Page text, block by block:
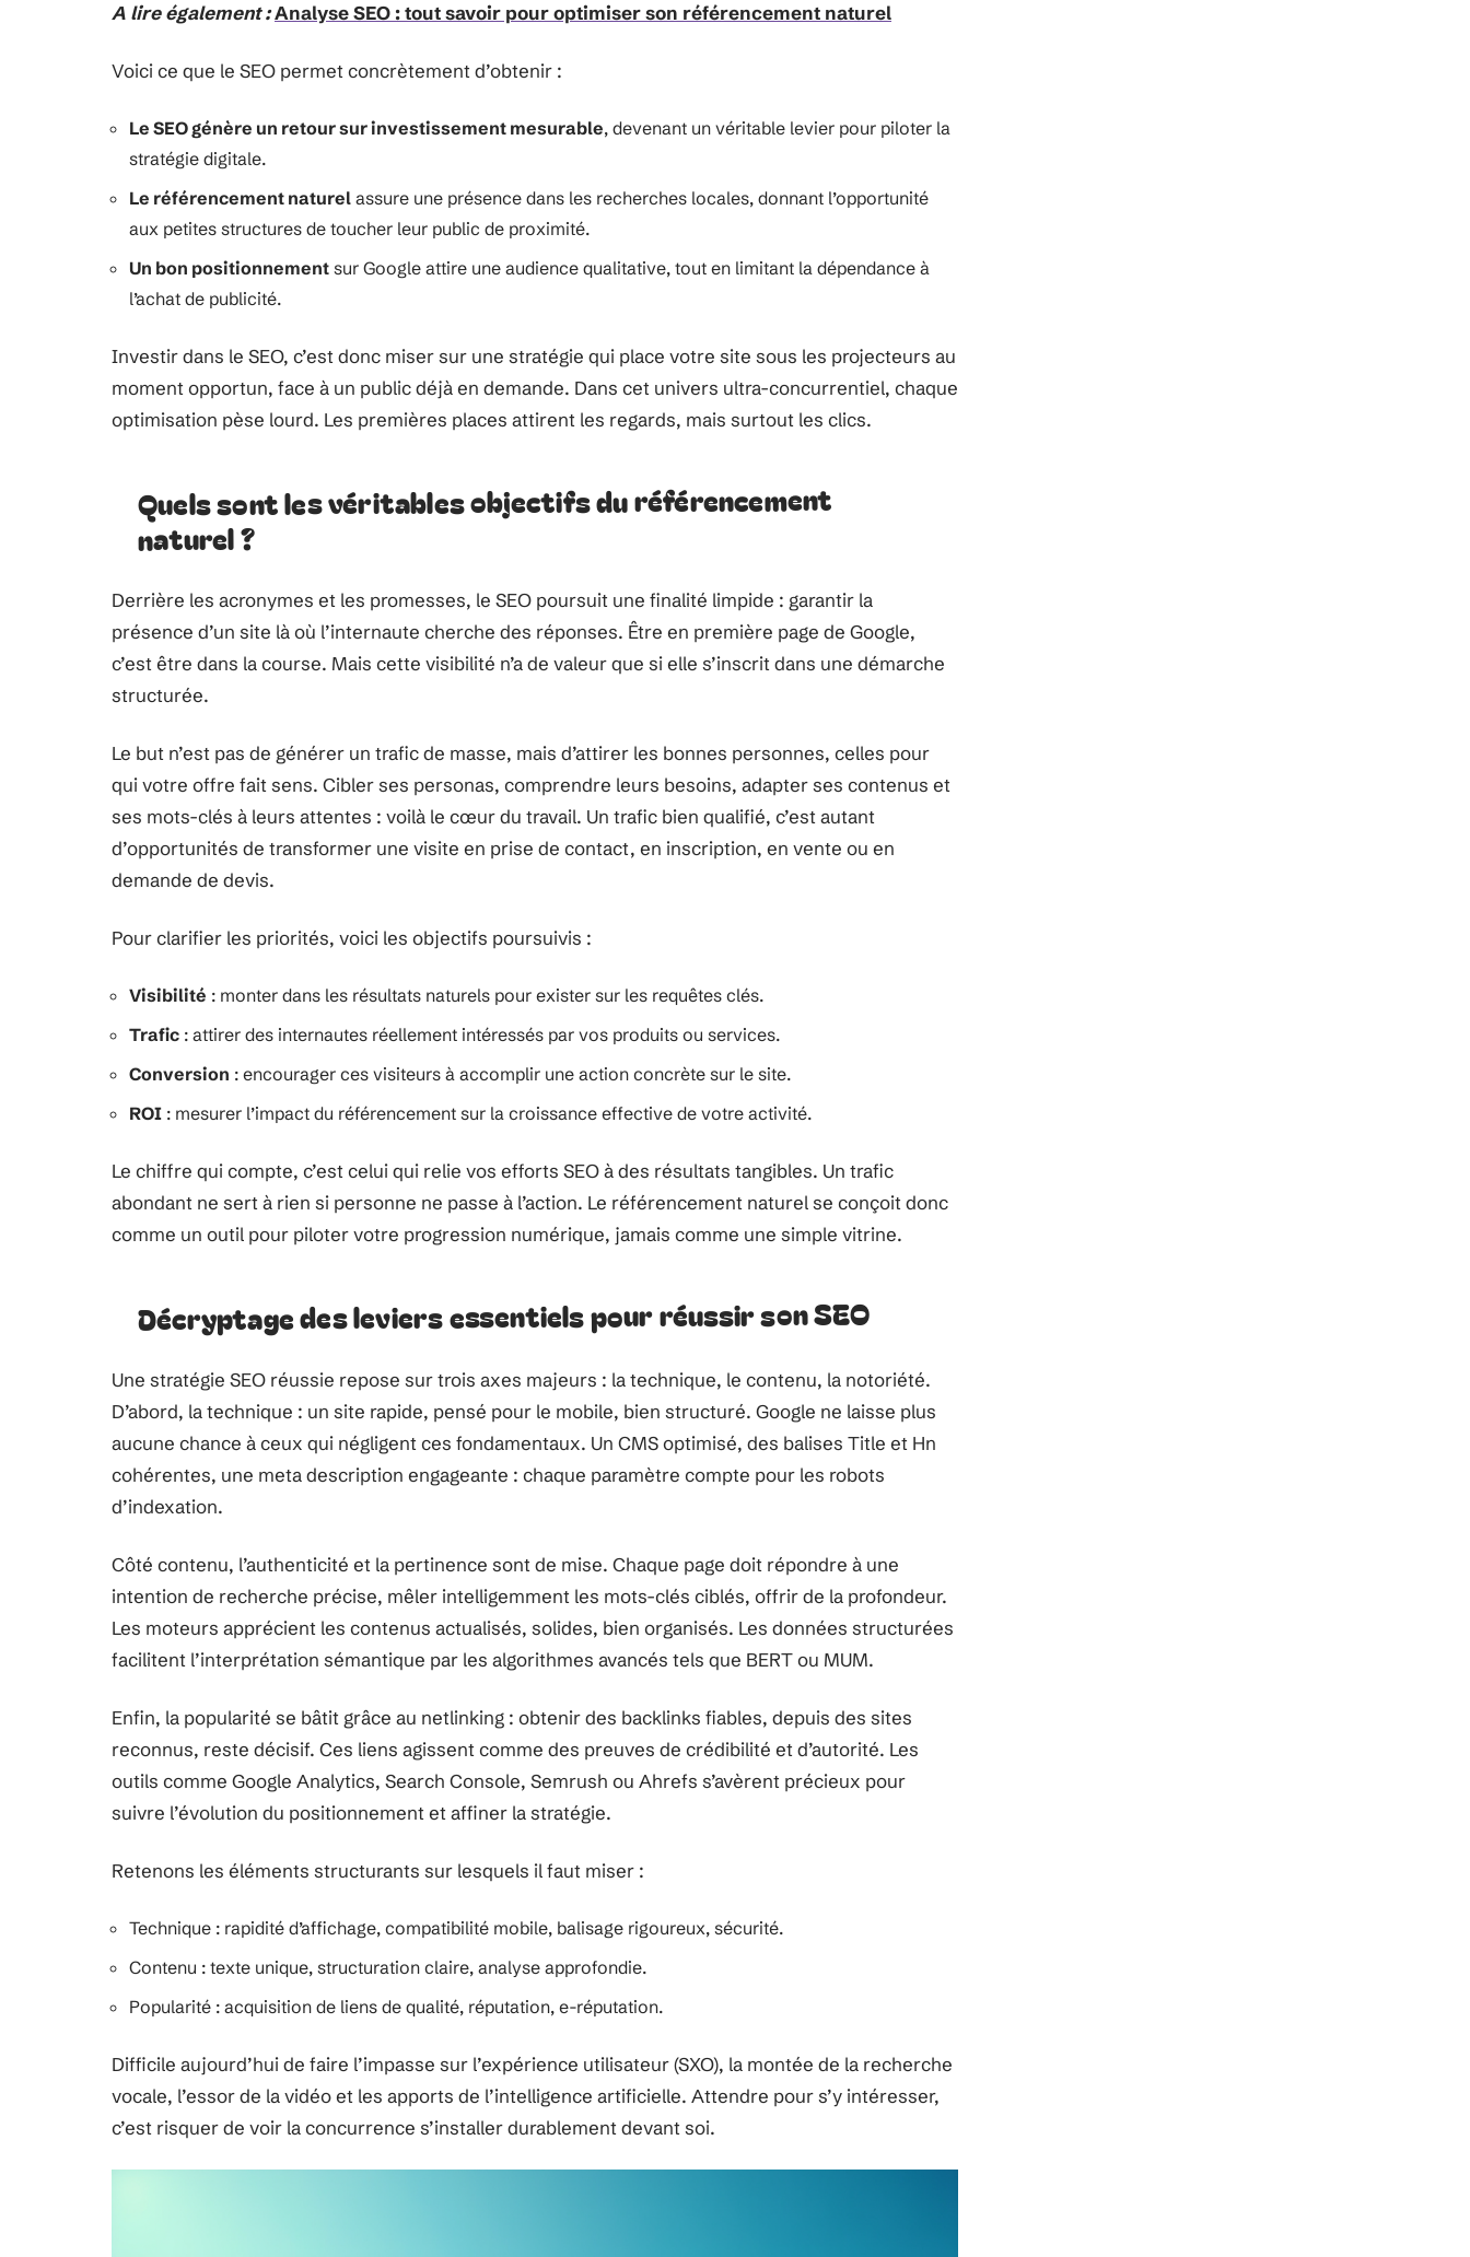
A lire également :Analyse SEO : tout savoir pour optimiser son référencement naturel
Voici ce que le SEO permet concrètement d’obtenir :
Le SEO génère un retour sur investissement mesurable, devenant un véritable levier pour piloter la
stratégie digitale.
Le référencement naturel assure une présence dans les recherches locales, donnant l’opportunité
aux petites structures de toucher leur public de proximité.
Un bon positionnement sur Google attire une audience qualitative, tout en limitant la dépendance à
l’achat de publicité.
Investir dans le SEO, c’est donc miser sur une stratégie qui place votre site sous les projecteurs au
moment opportun, face à un public déjà en demande. Dans cet univers ultra-concurrentiel, chaque
optimisation pèse lourd. Les premières places attirent les regards, mais surtout les clics.
Quels sont les véritables objectifs du référencement
naturel ?
Derrière les acronymes et les promesses, le SEO poursuit une finalité limpide : garantir la
présence d’un site là où l’internaute cherche des réponses. Être en première page de Google,
c’est être dans la course. Mais cette visibilité n’a de valeur que si elle s’inscrit dans une démarche
structurée.
Le but n’est pas de générer un trafic de masse, mais d’attirer les bonnes personnes, celles pour
qui votre offre fait sens. Cibler ses personas, comprendre leurs besoins, adapter ses contenus et
ses mots-clés à leurs attentes : voilà le cœur du travail. Un trafic bien qualifié, c’est autant
d’opportunités de transformer une visite en prise de contact, en inscription, en vente ou en
demande de devis.
Pour clarifier les priorités, voici les objectifs poursuivis :
Visibilité : monter dans les résultats naturels pour exister sur les requêtes clés.
Trafic : attirer des internautes réellement intéressés par vos produits ou services.
Conversion : encourager ces visiteurs à accomplir une action concrète sur le site.
ROI : mesurer l’impact du référencement sur la croissance effective de votre activité.
Le chiffre qui compte, c’est celui qui relie vos efforts SEO à des résultats tangibles. Un trafic
abondant ne sert à rien si personne ne passe à l’action. Le référencement naturel se conçoit donc
comme un outil pour piloter votre progression numérique, jamais comme une simple vitrine.
Décryptage des leviers essentiels pour réussir son SEO
Une stratégie SEO réussie repose sur trois axes majeurs : la technique, le contenu, la notoriété.
D’abord, la technique : un site rapide, pensé pour le mobile, bien structuré. Google ne laisse plus
aucune chance à ceux qui négligent ces fondamentaux. Un CMS optimisé, des balises Title et Hn
cohérentes, une meta description engageante : chaque paramètre compte pour les robots
d’indexation.
Côté contenu, l’authenticité et la pertinence sont de mise. Chaque page doit répondre à une
intention de recherche précise, mêler intelligemment les mots-clés ciblés, offrir de la profondeur.
Les moteurs apprécient les contenus actualisés, solides, bien organisés. Les données structurées
facilitent l’interprétation sémantique par les algorithmes avancés tels que BERT ou MUM.
Enfin, la popularité se bâtit grâce au netlinking : obtenir des backlinks fiables, depuis des sites
reconnus, reste décisif. Ces liens agissent comme des preuves de crédibilité et d’autorité. Les
outils comme Google Analytics, Search Console, Semrush ou Ahrefs s’avèrent précieux pour
suivre l’évolution du positionnement et affiner la stratégie.
Retenons les éléments structurants sur lesquels il faut miser :
Technique : rapidité d’affichage, compatibilité mobile, balisage rigoureux, sécurité.
Contenu : texte unique, structuration claire, analyse approfondie.
Popularité : acquisition de liens de qualité, réputation, e-réputation.
Difficile aujourd’hui de faire l’impasse sur l’expérience utilisateur (SXO), la montée de la recherche
vocale, l’essor de la vidéo et les apports de l’intelligence artificielle. Attendre pour s’y intéresser,
c’est risquer de voir la concurrence s’installer durablement devant soi.